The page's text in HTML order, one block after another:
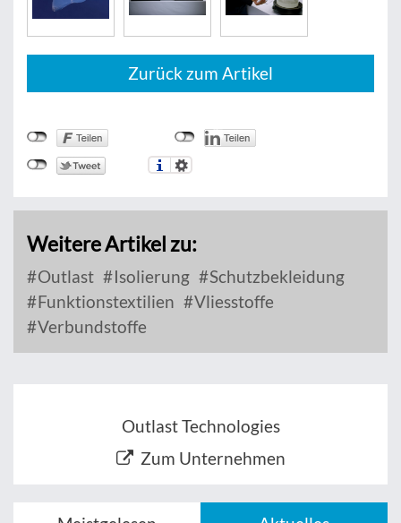
Zurück zum Artikel
Weitere Artikel zu:
Outlast Isolierung
Schutzbekleidung
Funktionstextilien
Vliesstoffe
Verbundstoffe
Outlast Technologies
Zum Unternehmen